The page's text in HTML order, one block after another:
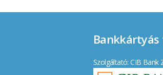
Bankkártyás
Szolgáltató: CIB Bank